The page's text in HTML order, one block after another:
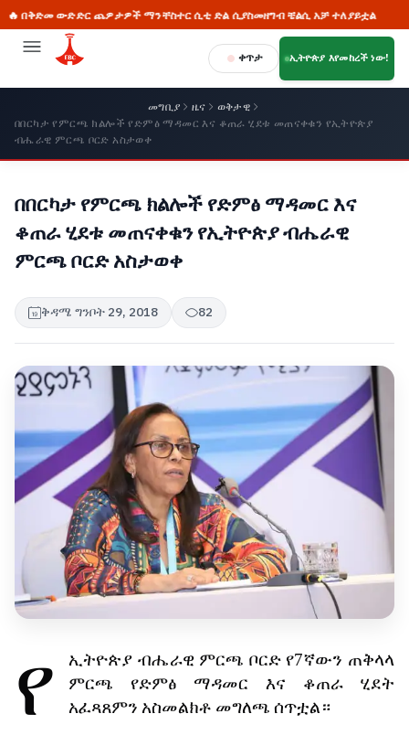
ውድድር ጨዎታዎች ማንቸስተር ሲቲ ድል ሲያስመዘግብ ቼልሲ አቻ ተለያይቷል
ቀጥታ ኢትዮጵያ እየመከረች ነው!
መግቢያ ዜና
ወቅታዊ
በበርካታ የምርጫ ክልሎች የድምፅ ማዳመር እና ቆጠራ ሂደቱ መጠናቀቁን የኢትዮጵያ
ብሔራዊ ምርጫ ቦርድ አስታወቀ
በበርካታ የምርጫ ክልሎች የድምፅ ማዳመር እና
ቆጠራ ሂደቱ መጠናቀቁን የኢትዮጵያ ብሔራዊ
ምርጫ ቦርድ አስታወቀ
ቅዳሜ ግንቦት 29, 2018 82
የ ኢትዮጵያ ብሔራዊ ምርጫ ቦርድ የ7ኛውን ጠቅላላ
ምርጫ
የድምፅ ማዳመር እና ቆጠራ
ሂደት
አፈጻጸምን አስመልክቶ መግለጫ ሰጥቷል።